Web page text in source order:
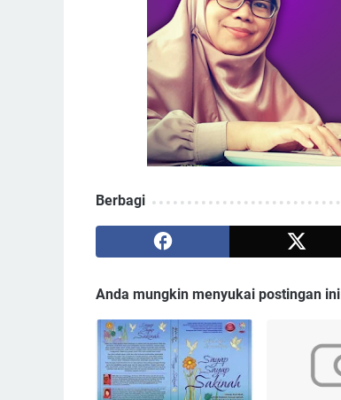
Berbagi
Anda mungkin menyukai postingan ini